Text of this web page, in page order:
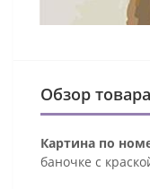
Обзор товара
Картина по
баночке с